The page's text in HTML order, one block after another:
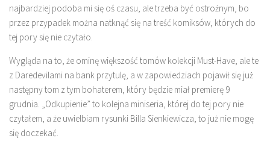
najbardziej podoba mi się oś czasu, ale trzeba być ostrożnym, bo
przez przypadek można natknąć się na treść komiksów, których do
tej pory się nie czytało.
Wygląda na to, że ominę większość tomów kolekcji Must-Have, ale te
z Daredevilami na bank przytulę, a w zapowiedziach pojawił się już
następny tom z tym bohaterem, który będzie miał premierę 9
grudnia. „Odkupienie” to kolejna miniseria, której do tej pory nie
czytałem, a że uwielbiam rysunki Billa Sienkiewicza, to już nie mogę
się doczekać.